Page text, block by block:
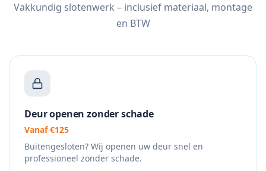
Vakkundig slotenwerk – inclusief materiaal, montage
en BTW
Deur openen zonder schade
Vanaf €125
Buitengesloten? Wij openen uw deur snel en
professioneel zonder schade.